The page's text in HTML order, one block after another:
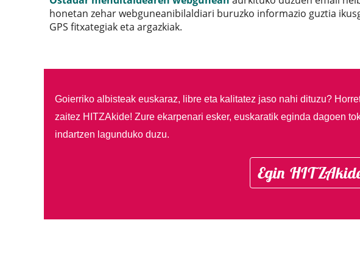
honetan zehar webguneanibilaldiari buruzko informazio guztia
GPS fitxategiak eta argazkiak.
Goierriko albisteak euskaraz, libre eta kalitatez jaso nahi dituzu?
zaitez HITZAkide! Zure ekarpenari esker, euskaratik eginda dagoen
indartzen lagunduko duzu.
Egin